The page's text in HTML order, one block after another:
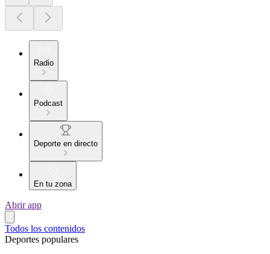
Radio
Podcast
Deporte en directo
En tu zona
Abrir app
Todos los contenidos
Deportes populares